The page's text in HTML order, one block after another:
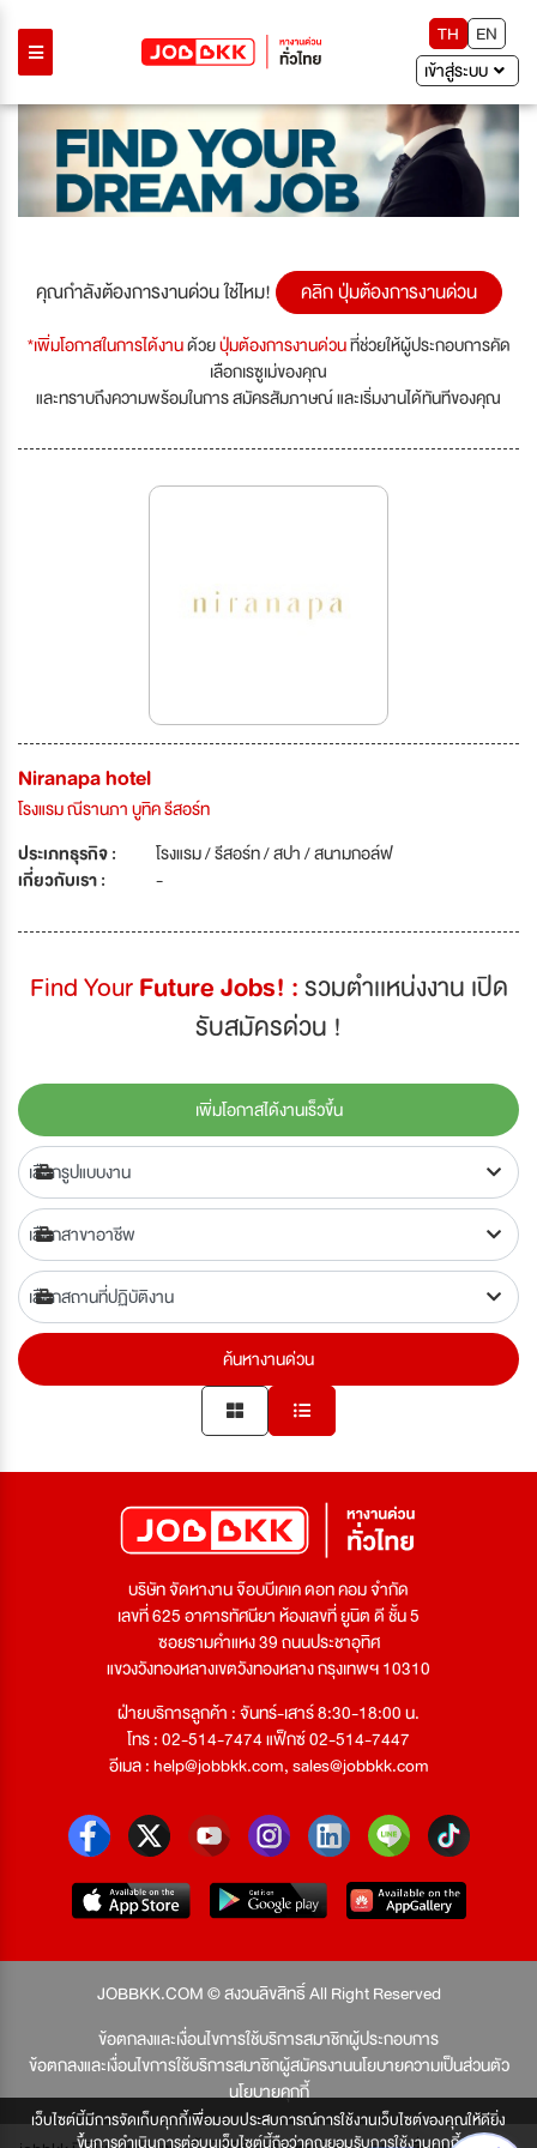
TH
EN
เข้าสู่ระบบ
เว็บไซต์นี้มีการจัดเก็บคุกกี้เพื่อมอบประสบการณ์การใช้งานเว็บไซต์ของคุณให้ดียิ่ง
คุณกำลังต้องการงานด่วน ใช่ไหม! คลิก ปุ่มต้องการงานด่วน
*เพิ่มโอกาสในการได้งานด้วยปุ่มต้องการงานด่วนที่ช่วยให้ผู้ประกอบการคัด
เลือกเรซูเม่ของคุณ
และทราบถึงความพร้อมในการ สมัครสัมภาษณ์ และเริ่มงานได้ทันทีของคุณ
Niranapa hotel
โรงแรม ณีรานภา บูทิค รีสอร์ท
ประเภทธุรกิจ :
โรงแรม / รีสอร์ท / สปา / สนามกอล์ฟ
เกี่ยวกับเรา :
-
Find YourFuture Jobs! :รวมตำเเหน่งงาน เปิด
รับสมัครด่วน !
เพิ่มโอกาสได้งานเร็วขึ้น
ค้นหางานด่วน
บริษัท จัดหางาน จ๊อบบีเคเค ดอท คอม จำกัด
เลขที่ 625 อาคารทัศนียา ห้องเลขที่ ยูนิต ดี ชั้น 5
ซอยรามคำแหง 39 ถนนประชาอุทิศ
แขวงวังทองหลางเขตวังทองหลาง กรุงเทพฯ 10310
ฝ่ายบริการลูกค้า : จันทร์-เสาร์ 8:30-18:00 น.
โทร : 02-514-7474 แฟ็กซ์ 02-514-7447
อีเมล :help@jobbkk.com,sales@jobbkk.com
JOBBKK.COM © สงวนลิขสิทธิ์ All Right Reserved
ข้อตกลงและเงื่อนไขการใช้บริการสมาชิกผู้ประกอบการ
ข้อตกลงและเงื่อนไขการใช้บริการสมาชิกผู้สมัครงานนโยบายความเป็นส่วนตัว
นโยบายคุกกี้